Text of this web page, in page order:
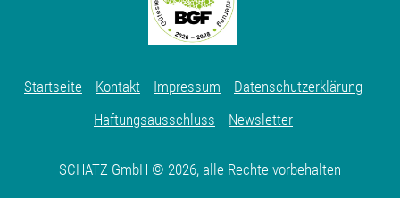
Startseite Kontakt Impressum
Datenschutzerklärung
Haftungsausschluss
Newsletter
SCHATZ GmbH © 2026, alle Rechte vorbehalten